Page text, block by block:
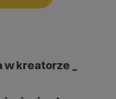
kreatorze _